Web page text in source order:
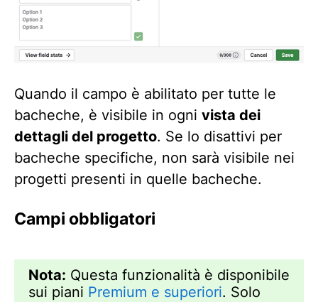
Quando il campo è abilitato per tutte le
bacheche, è visibile in ogni vista dei
dettagli del progetto. Se lo disattivi per
bacheche specifiche, non sarà visibile nei
progetti presenti in quelle bacheche.
Campi obbligatori
Nota: Questa funzionalità è disponibile
sui piani Premium e superiori. Solo